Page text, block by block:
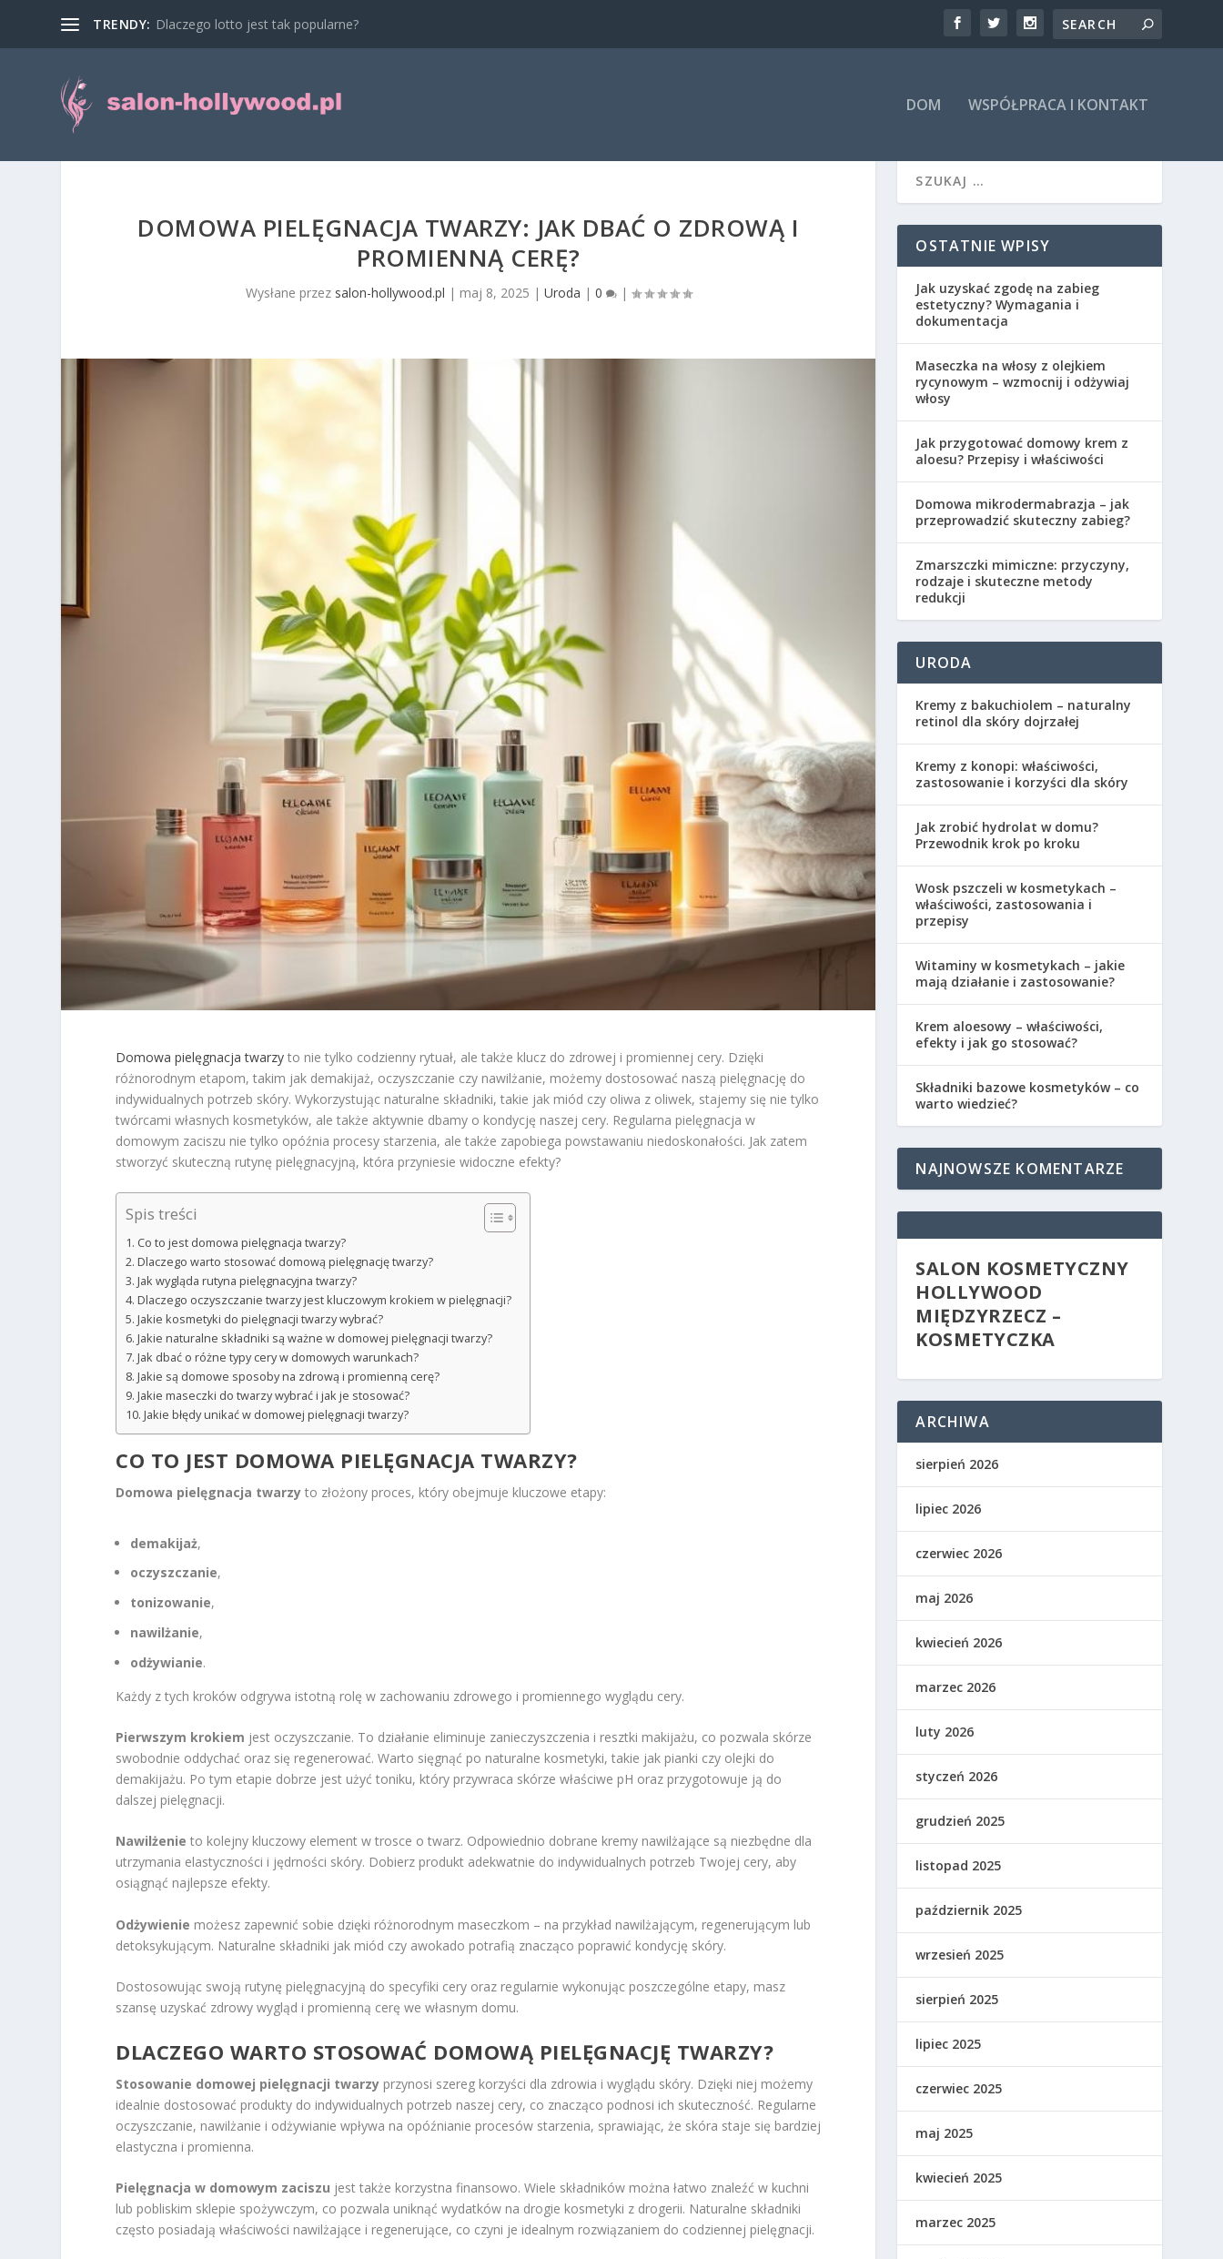
TRENDY: Dlaczego lotto jest tak popularne?
DOM WSPÓŁPRACA I KONTAKT
DOMOWA PIELĘGNACJA TWARZY: JAK DBAĆ O ZDROWĄ I
PROMIENNĄ CERĘ?
Wysłane przez salon-hollywood.pl | maj 8, 2025 | Uroda | 0 |
Domowa pielęgnacja twarzy to nie tylko codzienny rytuał, ale także klucz do zdrowej i promiennej cery. Dzięki
różnorodnym etapom, takim jak demakijaż, oczyszczanie czy nawilżanie, możemy dostosować naszą pielęgnację do
indywidualnych potrzeb skóry. Wykorzystując naturalne składniki, takie jak miód czy oliwa z oliwek, stajemy się nie tylko
twórcami własnych kosmetyków, ale także aktywnie dbamy o kondycję naszej cery. Regularna pielęgnacja w
domowym zaciszu nie tylko opóźnia procesy starzenia, ale także zapobiega powstawaniu niedoskonałości. Jak zatem
stworzyć skuteczną rutynę pielęgnacyjną, która przyniesie widoczne efekty?
Spis treści
Co to jest domowa pielęgnacja twarzy?
Dlaczego warto stosować domową pielęgnację twarzy?
Jak wygląda rutyna pielęgnacyjna twarzy?
Dlaczego oczyszczanie twarzy jest kluczowym krokiem w pielęgnacji?
Jakie kosmetyki do pielęgnacji twarzy wybrać?
Jakie naturalne składniki są ważne w domowej pielęgnacji twarzy?
Jak dbać o różne typy cery w domowych warunkach?
Jakie są domowe sposoby na zdrową i promienną cerę?
Jakie maseczki do twarzy wybrać i jak je stosować?
Jakie błędy unikać w domowej pielęgnacji twarzy?
CO TO JEST DOMOWA PIELĘGNACJA TWARZY?
Domowa pielęgnacja twarzy to złożony proces, który obejmuje kluczowe etapy:
demakijaż,
oczyszczanie,
tonizowanie,
nawilżanie,
odżywianie.
Każdy z tych kroków odgrywa istotną rolę w zachowaniu zdrowego i promiennego wyglądu cery.
Pierwszym krokiem jest oczyszczanie. To działanie eliminuje zanieczyszczenia i resztki makijażu, co pozwala skórze
swobodnie oddychać oraz się regenerować. Warto sięgnąć po naturalne kosmetyki, takie jak pianki czy olejki do
demakijażu. Po tym etapie dobrze jest użyć toniku, który przywraca skórze właściwe pH oraz przygotowuje ją do
dalszej pielęgnacji.
Nawilżenie to kolejny kluczowy element w trosce o twarz. Odpowiednio dobrane kremy nawilżające są niezbędne dla
utrzymania elastyczności i jędrności skóry. Dobierz produkt adekwatnie do indywidualnych potrzeb Twojej cery, aby
osiągnąć najlepsze efekty.
Odżywienie możesz zapewnić sobie dzięki różnorodnym maseczkom – na przykład nawilżającym, regenerującym lub
detoksykującym. Naturalne składniki jak miód czy awokado potrafią znacząco poprawić kondycję skóry.
Dostosowując swoją rutynę pielęgnacyjną do specyfiki cery oraz regularnie wykonując poszczególne etapy, masz
szansę uzyskać zdrowy wygląd i promienną cerę we własnym domu.
DLACZEGO WARTO STOSOWAĆ DOMOWĄ PIELĘGNACJĘ TWARZY?
Stosowanie domowej pielęgnacji twarzy przynosi szereg korzyści dla zdrowia i wyglądu skóry. Dzięki niej możemy
idealnie dostosować produkty do indywidualnych potrzeb naszej cery, co znacząco podnosi ich skuteczność. Regularne
oczyszczanie, nawilżanie i odżywianie wpływa na opóźnianie procesów starzenia, sprawiając, że skóra staje się bardziej
elastyczna i promienna.
Pielęgnacja w domowym zaciszu jest także korzystna finansowo. Wiele składników można łatwo znaleźć w kuchni
lub pobliskim sklepie spożywczym, co pozwala uniknąć wydatków na drogie kosmetyki z drogerii. Naturalne składniki
często posiadają właściwości nawilżające i regenerujące, co czyni je idealnym rozwiązaniem do codziennej pielęgnacji.
OSTATNIE WPISY
Jak uzyskać zgodę na zabieg
estetyczny? Wymagania i
dokumentacja
Maseczka na włosy z olejkiem
rycynowym – wzmocnij i odżywiaj
włosy
Jak przygotować domowy krem z
aloesu? Przepisy i właściwości
Domowa mikrodermabrazja – jak
przeprowadzić skuteczny zabieg?
Zmarszczki mimiczne: przyczyny,
rodzaje i skuteczne metody
redukcji
URODA
Kremy z bakuchiolem – naturalny
retinol dla skóry dojrzałej
Kremy z konopi: właściwości,
zastosowanie i korzyści dla skóry
Jak zrobić hydrolat w domu?
Przewodnik krok po kroku
Wosk pszczeli w kosmetykach –
właściwości, zastosowania i
przepisy
Witaminy w kosmetykach – jakie
mają działanie i zastosowanie?
Krem aloesowy – właściwości,
efekty i jak go stosować?
Składniki bazowe kosmetyków – co
warto wiedzieć?
NAJNOWSZE KOMENTARZE
SALON KOSMETYCZNY
HOLLYWOOD
MIĘDZYRZECZ –
KOSMETYCZKA
ARCHIWA
sierpień 2026
lipiec 2026
czerwiec 2026
maj 2026
kwiecień 2026
marzec 2026
luty 2026
styczeń 2026
grudzień 2025
listopad 2025
październik 2025
wrzesień 2025
sierpień 2025
lipiec 2025
czerwiec 2025
maj 2025
kwiecień 2025
marzec 2025